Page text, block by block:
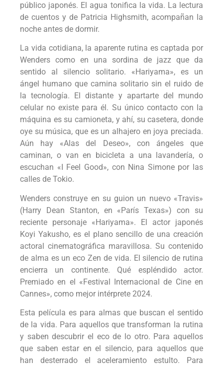
público japonés. El agua tonifica la vida. La lectura
de cuentos y de Patricia Highsmith, acompañan la
noche antes de dormir.
La vida cotidiana, la aparente rutina es captada por
Wenders como en una sordina de jazz que da
sentido al silencio solitario. «Hariyama», es un
ángel humano que camina solitario sin el ruido de
la tecnología. El distante y apartarte del mundo
celular no existe para él. Su único contacto con la
máquina es su camioneta, y ahí, su casetera, donde
oye su música, que es un alhajero en joya preciada.
Aún hay «Alas del Deseo», con ángeles que
caminan, o van en bicicleta a una lavandería, o
escuchan «I Feel Good», con Nina Simone por las
calles de Tokio.
Wenders construye en su guion un nuevo «Travis»
(Harry Dean Stanton, en «París Texas») con su
reciente personaje «Hariyama». El actor japonés
Koyi Yakusho, es el plano sencillo de una creación
actoral cinematográfica maravillosa. Su contenido
de alma es un eco Zen de vida. El silencio de rutina
encierra un continente. Qué espléndido actor.
Premiado en el «Festival Internacional de Cine en
Cannes», como mejor intérprete 2024.
Esta película es para almas que buscan el sentido
de la vida. Para aquellos que transforman la rutina
y saben descubrir el eco de lo otro. Para aquellos
que saben estar en el silencio, para aquellos que
han desterrado el aceleramiento estulto. Para